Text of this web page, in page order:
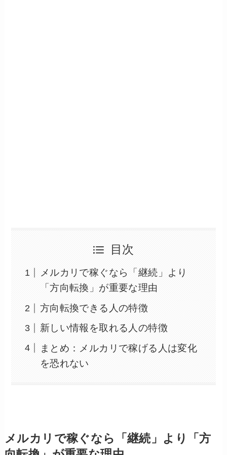
目次
メルカリで稼ぐなら「継続」より
「方向転換」が重要な理由
方向転換できる人の特徴
新しい情報を取れる人の特徴
まとめ：メルカリで稼げる人は変化
を恐れない
メルカリで稼ぐなら「継続」より「方